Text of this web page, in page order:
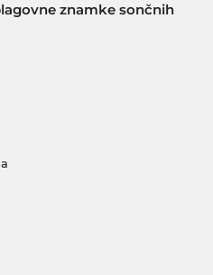
znamke sončnih